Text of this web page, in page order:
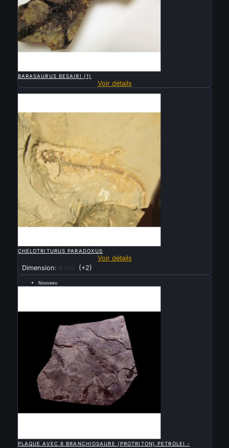
BARASAURUS BESAIRI (1)
Voir détails
Vendu
CHELOTRITURUS PARADOXUS
Voir détails
Dimension:
6 cm (+2)
Nouveau
Vendu
PLAQUE AVEC 8 BRANCHIOSAURE (PROTRITON) PETROLEI -